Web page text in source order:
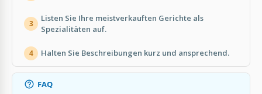
3
Listen Sie Ihre meistverkauften Gerichte als
Spezialitäten auf.
4 Halten Sie Beschreibungen kurz und ansprechend.
FAQ